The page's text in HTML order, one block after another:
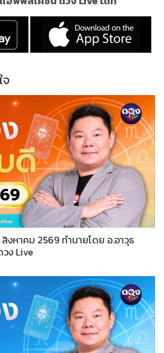
หาคม 2569 ทำนายโดย อ.อาวุธ
ง Live